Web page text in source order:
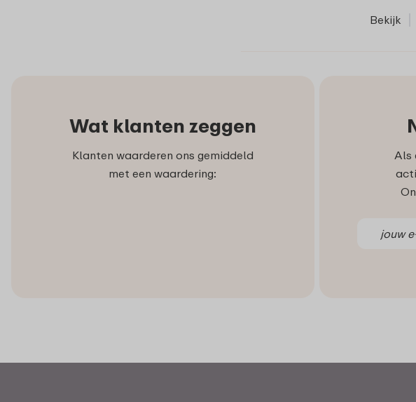
Bekijk
Wat klanten zeggen
Klanten waarderen ons gemiddeld
met een waardering:
Als